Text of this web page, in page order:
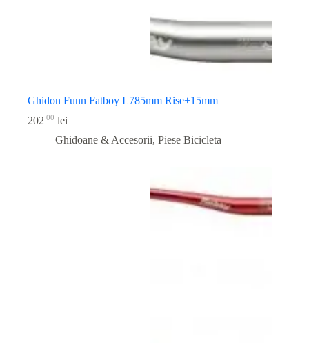
Ghidon Funn Fatboy L785mm Rise+15mm
202 00 lei
Ghidoane & Accesorii, Piese Bicicleta